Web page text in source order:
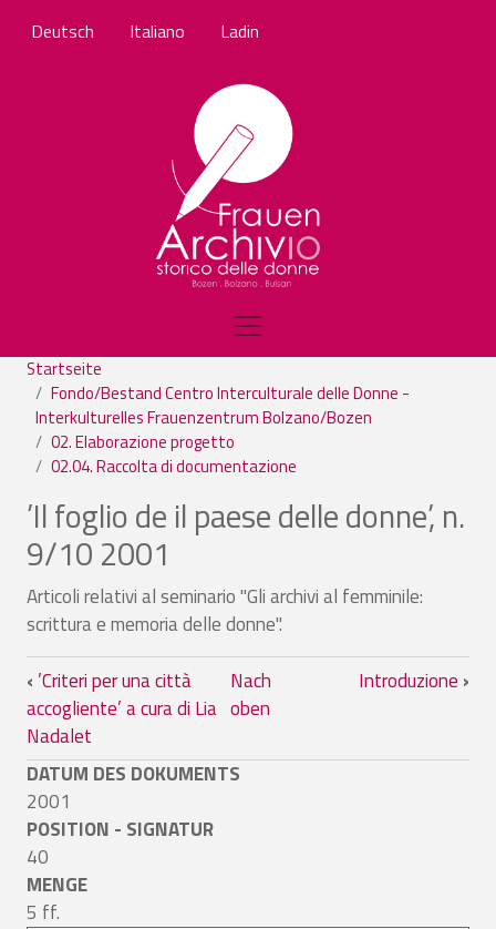
Deutsch Italiano Ladin
Startseite
Fondo/Bestand Centro Interculturale delle Donne -
Interkulturelles Frauenzentrum Bolzano/Bozen
02. Elaborazione progetto
02.04. Raccolta di documentazione
’Il foglio de il paese delle donne’, n.
9/10 2001
Articoli relativi al seminario "Gli archivi al femminile:
scrittura e memoria delle donne".
Links für das Blättern im Buch ’Il foglio
‹ ’Criteri per una città
accogliente’ a cura di Lia
Nadalet
Nach
oben
Introduzione ›
DATUM DES DOKUMENTS
2001
POSITION - SIGNATUR
40
MENGE
5 ff.